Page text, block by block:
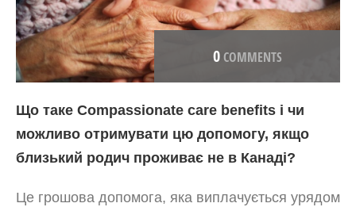
0COMMENTS
Що таке Compassionate care benefits і чи
можливо отримувати цю допомогу, якщо
близький родич проживає не в Канаді?
Це грошова допомога, яка виплачується урядом